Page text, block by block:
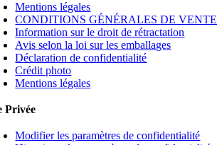
Mentions légales
CONDITIONS GÉNÉRALES DE VENTE
Information sur le droit de rétractation
Avis selon la loi sur les emballages
Déclaration de confidentialité
Crédit photo
Mentions légales
Privée
Modifier les paramètres de confidentialité